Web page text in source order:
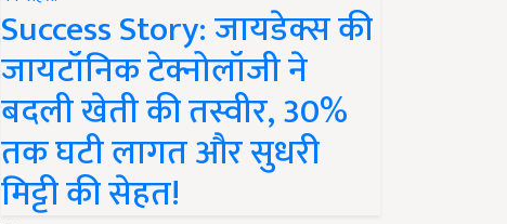
Success Story: जायडेक्स की
जायटॉनिक टेक्नोलॉजी ने
बदली खेती की तस्वीर, 30%
तक घटी लागत और सुधरी
मिट्टी की सेहत!